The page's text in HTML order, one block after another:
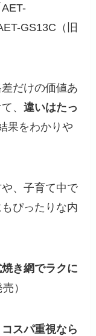
GS13C（旧
だけの価値あ
、違いはたっ
果をわかりや
、子育て中で
ぴったりな内
き網でラクに
）
スパ重視なら